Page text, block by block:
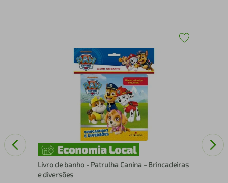
Livro de banho - Patrulha Canina - Brincadeiras
e diversões